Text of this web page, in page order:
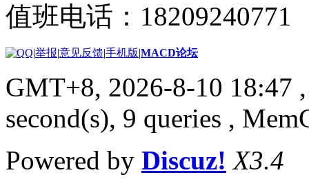
值班电话：
|举报|意见反馈|手机版|MACD论坛
GMT+8, 2026-8-10 18:47
second(s), 9 queries ,
Powered by Discuz! X3.4